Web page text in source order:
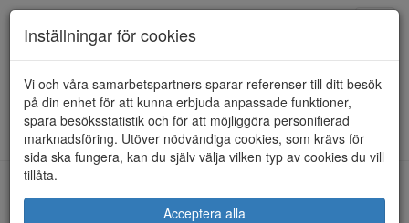
HEM ULRIKA DESIGN
Kunde inte hitta några artiklar...
LEVERANS INOM 4 DAGAR INOM SVERIGE
Inställningar för cookies
Vi och våra samarbetspartners sparar referenser till ditt besök
på din enhet för att kunna erbjuda anpassade funktioner,
spara besöksstatistik och för att möjliggöra personifierad
marknadsföring. Utöver nödvändiga cookies, som krävs för
sida ska fungera, kan du själv välja vilken typ av cookies du vill
tillåta.
Acceptera alla